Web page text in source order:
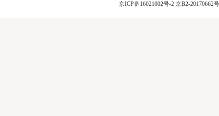
京ICP备16021002号-2京B2-20170662